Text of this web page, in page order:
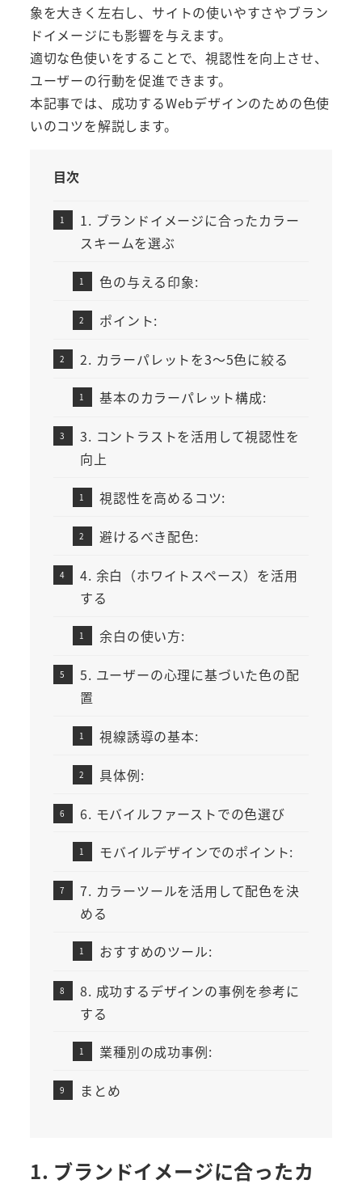
象を大きく左右し、サイトの使いやすさやブラン
ドイメージにも影響を与えます。
適切な色使いをすることで、視認性を向上させ、
ユーザーの行動を促進できます。
本記事では、成功するWebデザインのための色使
いのコツを解説します。
目次
1. ブランドイメージに合ったカラー
スキームを選ぶ
色の与える印象:
ポイント:
2. カラーパレットを3～5色に絞る
基本のカラーパレット構成:
3. コントラストを活用して視認性を
向上
視認性を高めるコツ:
避けるべき配色:
4. 余白（ホワイトスペース）を活用
する
余白の使い方:
5. ユーザーの心理に基づいた色の配
置
視線誘導の基本:
具体例:
6. モバイルファーストでの色選び
モバイルデザインでのポイント:
7. カラーツールを活用して配色を決
める
おすすめのツール:
8. 成功するデザインの事例を参考に
する
業種別の成功事例:
まとめ
1. ブランドイメージに合ったカ